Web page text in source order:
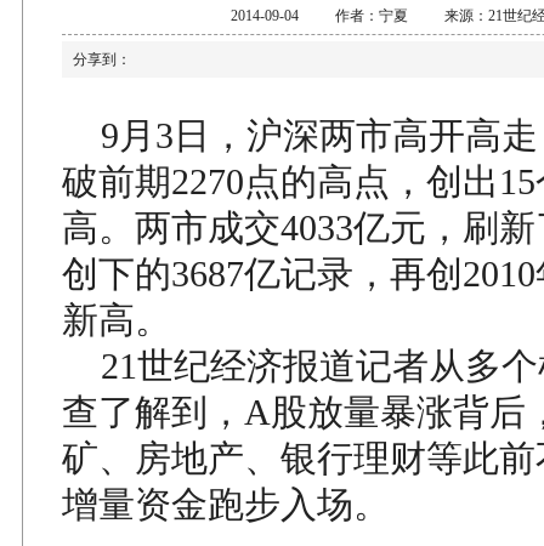
2014-09-04 作者：宁夏 来源：21世纪经
分享到：
9月3日，沪深两市高开高
破前期2270点的高点，创出
高。两市成交4033亿元，刷
创下的3687亿记录，再创
新高。
21世纪经济报道记者从多
查了解到，A股放量暴涨背后
矿、房地产、银行理财等此
增量资金跑步入场。